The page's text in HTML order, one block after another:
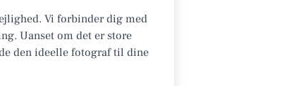
Vi forbinder dig med
Uanset om det er store
den ideelle fotograf til dine